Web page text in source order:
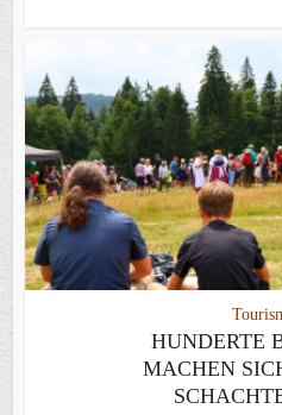
HUNDERTE
MACHEN